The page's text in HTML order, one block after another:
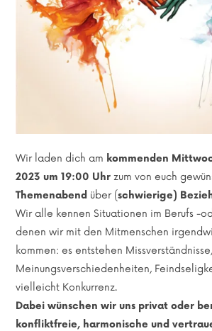
Wir laden dich am kommenden
2023 um 19:00 Uhr zum von euch
Themenabend über (schwierige)
Wir alle kennen Situationen im Berufs -
denen wir mit den Mitmenschen
kommen: es entstehen Missverständnisse,
Meinungsverschiedenheiten,
vielleicht Konkurrenz.
Dabei wünschen wir uns privat oder
konfliktfreie, harmonische und